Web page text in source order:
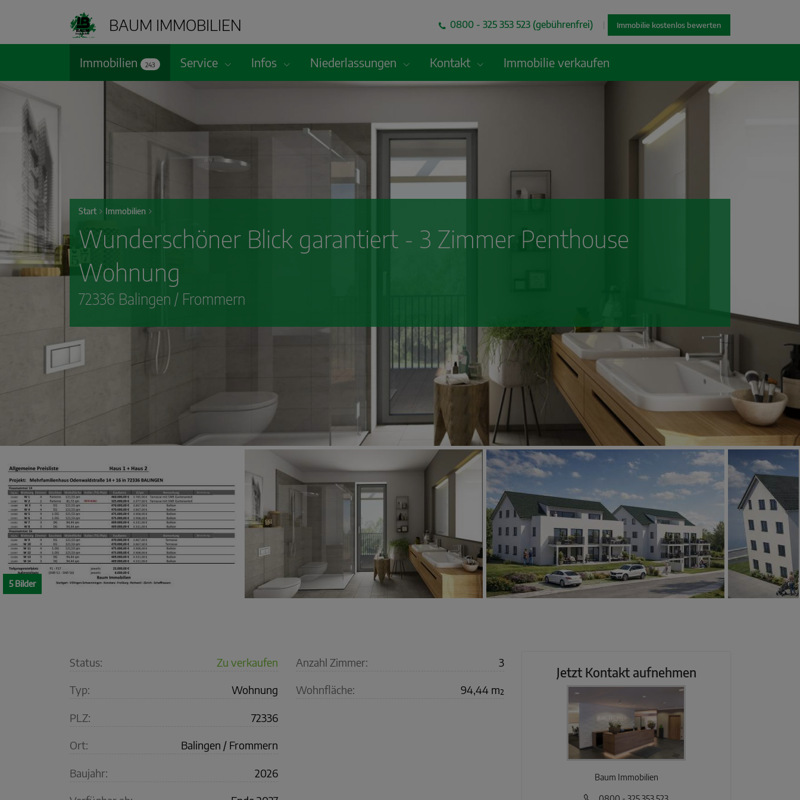
BAUM IMMOBILIEN 0800 - 325 353 523 (gebührenfrei) | Immobilie kostenlos bewerten
Immobilien 243 Service Infos Niederlassungen Kontakt Immobilie verkaufen
Start Immobilien
Wunderschöner Blick garantiert - 3 Zimmer Penthouse
Wohnung
72336 Balingen / Frommern
5 Bilder
Status: Zu verkaufen
Typ: Wohnung
PLZ: 72336
Ort: Balingen / Frommern
Baujahr: 2026
Anzahl Zimmer: 3
Wohnfläche: 94,44 m²
Jetzt Kontakt aufnehmen
Baum Immobilien